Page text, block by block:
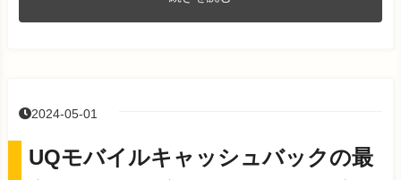
2024-05-01
UQモバイルキャッシュバックの最